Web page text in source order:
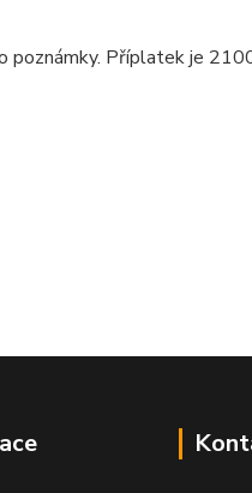
poznámky. Příplatek je